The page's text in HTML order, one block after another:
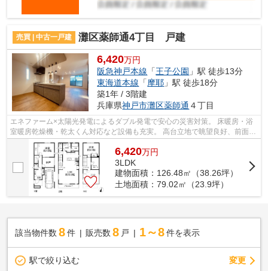
売買 | 中古一戸建 灘区薬師通4丁目 戸建
6,420万円
阪急神戸本線 「王子公園 」駅 徒歩13分
東海道本線 「摩耶 」駅 徒歩18分
築1年 / 3階建
兵庫県神戸市灘区薬師通 ４丁目
エネファーム×太陽光発電によるダブル発電で安心の災害対策。 床暖房・浴
室暖房乾燥機・乾太くん対応など設備も充実。 高台立地で眺望良好、前面
6.4m道路に接道した全室収納付きの新築...
6,420万円
3LDK
建物面積：126.48㎡（38.26坪）
土地面積：79.02㎡（23.9坪）
該当物件数 8件 販売数 8 戸 1～8 件を表示
駅で絞り込む 変更